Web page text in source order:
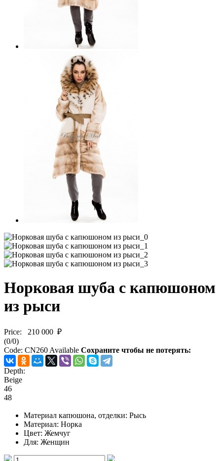
Норковая шуба с капюшоном
из рыси
Price:
210 000 ₽
(0/0)
Code: CN260 Available Сохраните чтобы не потерять:
Depth:
Beige
46
48
Материал капюшона, отделки: Рысь
Материал: Норка
Цвет: Жемчуг
Для: Женщин